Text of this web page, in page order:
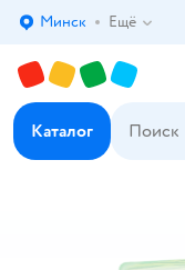
Выбор адреса
Минск Ещё
Каталог